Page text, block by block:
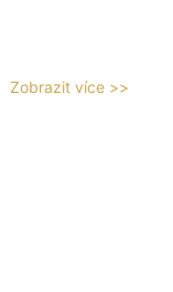
Zobrazit více >>